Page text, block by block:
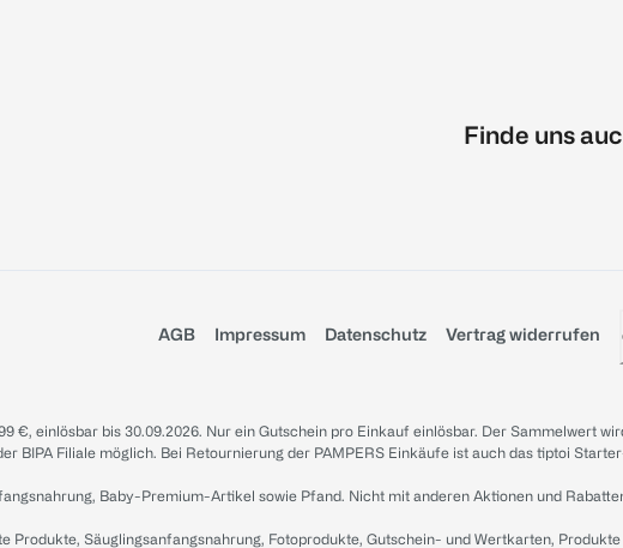
Finde uns
AGB Impressum Datenschutz Vertrag widerrufen
€, einlösbar bis 30.09.2026. Nur ein Gutschein pro Einkauf einlösbar. Der Sammelwert
BIPA Filiale möglich. Bei Retournierung der PAMPERS Einkäufe ist auch das tiptoi
Baby-Premium-Artikel sowie Pfand. Nicht mit anderen Aktionen und
Produkte, Säuglingsanfangsnahrung, Fotoprodukte, Gutschein- und Wertkarten,